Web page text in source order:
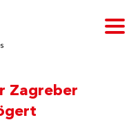
Zagreber